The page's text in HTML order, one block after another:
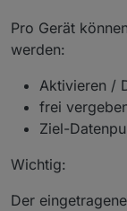
Pro Gerät
werden:
Aktivieren /
frei
Ziel-
Wichtig:
Der